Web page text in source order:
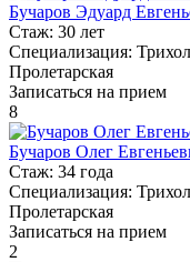
Бучаров Эдуард
Стаж: 30 лет
Специализация:
Пролетарская
Записаться на прием
8
Бучаров Олег
Стаж: 34 года
Специализация:
Пролетарская
Записаться на прием
2